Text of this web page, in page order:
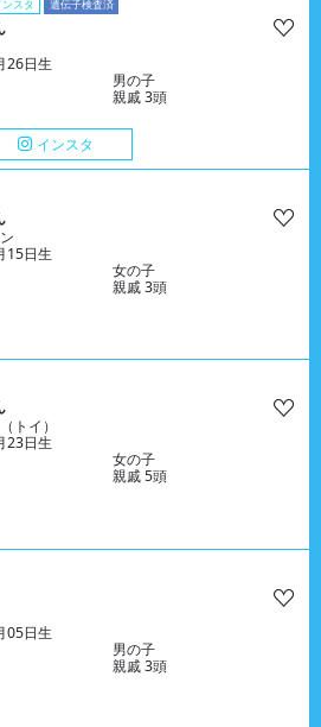
ンスタ 遺伝子検査済
26日生
男の子
親戚 3頭
インスタ
15日生
女の子
親戚 3頭
トイ）
23日生
女の子
親戚 5頭
05日生
男の子
親戚 3頭